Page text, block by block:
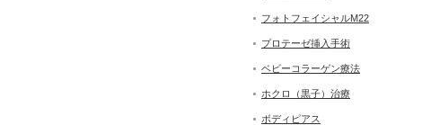
フォトフェイシャルM22
プロテーゼ挿入手術
ベビーコラーゲン療法
ホクロ（黒子）治療
ボディピアス